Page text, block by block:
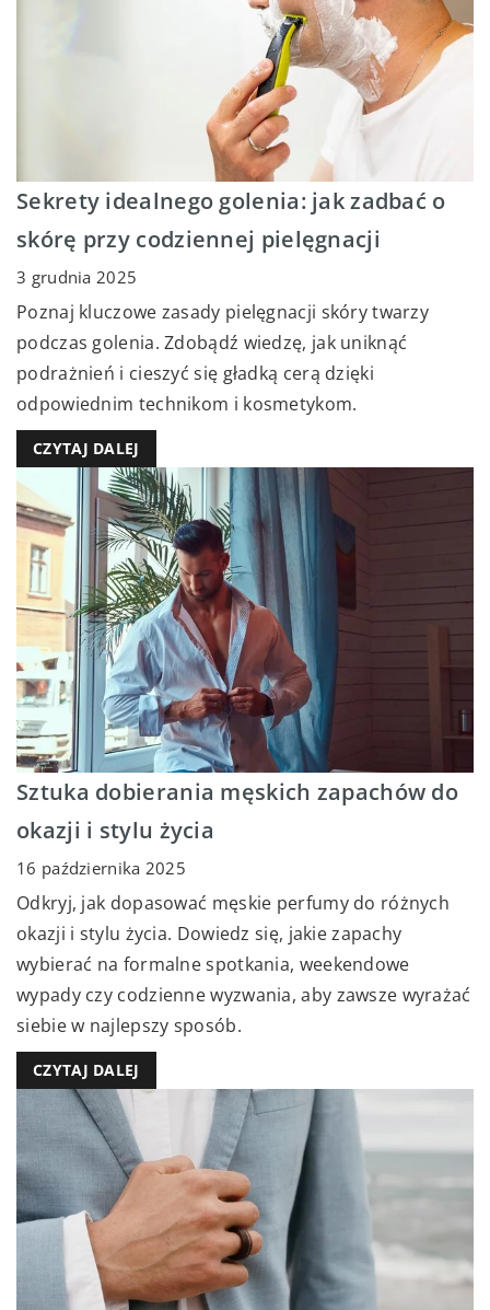
Sekrety idealnego golenia: jak zadbać o
skórę przy codziennej pielęgnacji
3 grudnia 2025
Poznaj kluczowe zasady pielęgnacji skóry twarzy
podczas golenia. Zdobądź wiedzę, jak uniknąć
podrażnień i cieszyć się gładką cerą dzięki
odpowiednim technikom i kosmetykom.
CZYTAJ DALEJ
Sztuka dobierania męskich zapachów do
okazji i stylu życia
16 października 2025
Odkryj, jak dopasować męskie perfumy do różnych
okazji i stylu życia. Dowiedz się, jakie zapachy
wybierać na formalne spotkania, weekendowe
wypady czy codzienne wyzwania, aby zawsze wyrażać
siebie w najlepszy sposób.
CZYTAJ DALEJ